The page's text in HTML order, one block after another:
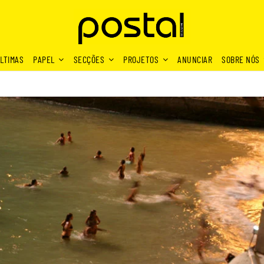
PAPEL SECÇÕES PROJETOS ANUNCIAR SOBRE NÓS